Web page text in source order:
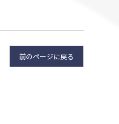
前のページに戻る